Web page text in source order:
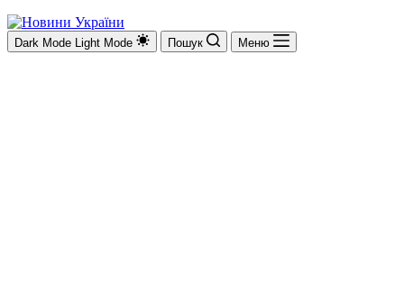
Dark Mode Light Mode Пошук Меню